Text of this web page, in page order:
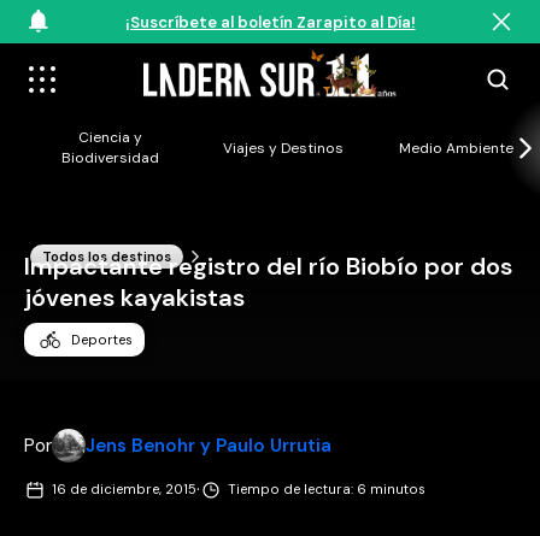
¡Suscríbete al boletín Zarapito al Día!
Ciencia y
Biodiversidad
Viajes y Destinos Medio Ambiente
Todos los destinos
Impactante registro del río Biobío por dos
jóvenes kayakistas
Deportes
Por Jens Benohr y Paulo Urrutia
16 de diciembre, 2015· Tiempo de lectura: 6 minutos